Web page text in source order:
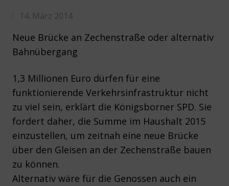
14. März 2014
Neue Brücke an Zechenstraße oder alternativ
Bahnübergang
1,3 Millionen Euro dürfen für eine
funktionierende Verkehrsinfrastruktur nicht
zu viel sein, erklärt die Königsborner SPD. Sie
fordert daher, die Summe im Haushalt 2015
einzustellen, um zeitnah eine neue Brücke
über den Gleisen an der Zechenstraße bauen
zu können.
Alternativ wäre für die Genossen auch ein